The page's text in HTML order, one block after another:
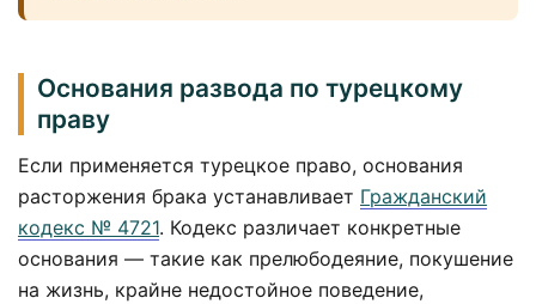
Основания развода по турецкому
праву
Если применяется турецкое право, основания
расторжения брака устанавливает Гражданский
кодекс № 4721. Кодекс различает конкретные
основания — такие как прелюбодеяние, покушение
на жизнь, крайне недостойное поведение,